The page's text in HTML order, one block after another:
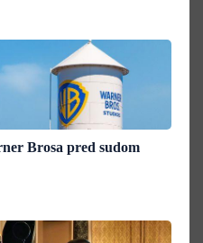
Brosa pred sudom